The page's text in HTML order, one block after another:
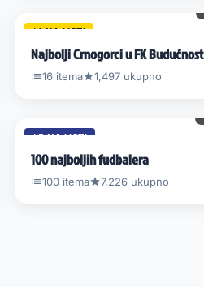
#1 NA LISTI
Najbolji Crnogorci u FK Budućnost
16 itema 1,497 ukupno
#5 NA LISTI
100 najboljih fudbalera
100 itema 7,226 ukupno